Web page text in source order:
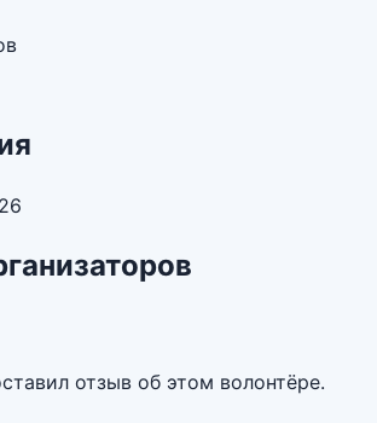
отзыв об этом волонтёре.